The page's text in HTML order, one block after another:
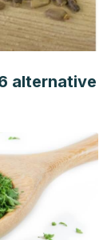
alternative